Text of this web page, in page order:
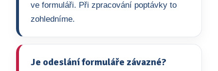
ve formuláři. Při zpracování poptávky to
zohledníme.
Je odeslání formuláře závazné?